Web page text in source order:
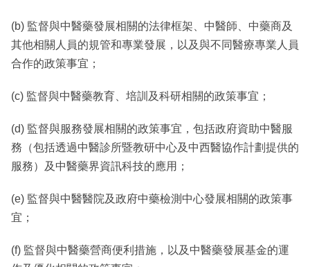
(b) 監督與中醫藥發展相關的法律框架、中醫師、中藥商及
其他相關人員的規管和專業發展，以及與不同醫療專業人員
合作的政策事宜；
(c) 監督與中醫藥教育、培訓及科研相關的政策事宜；
(d) 監督與服務發展相關的政策事宜，包括政府資助中醫服
務（包括透過中醫診所暨教研中心及中西醫協作計劃提供的
服務）及中醫藥界資訊科技的應用；
(e) 監督與中醫醫院及政府中藥檢測中心發展相關的政策事
宜；
(f) 監督與中醫藥營商便利措施，以及中醫藥發展基金的運